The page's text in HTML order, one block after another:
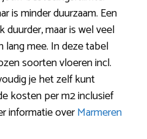
is minder duurzaam. Een
maar is wel veel
lang mee. In deze tabel
soorten vloeren incl.
je het zelf kunt
kosten per m2 inclusief
informatie overMarmeren